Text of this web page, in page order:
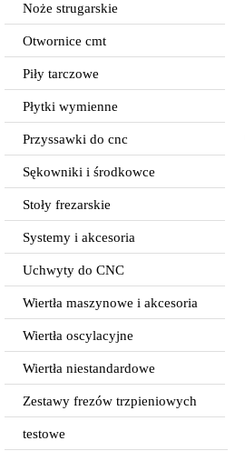
Noże strugarskie
Otwornice cmt
Piły tarczowe
Płytki wymienne
Przyssawki do cnc
Sękowniki i środkowce
Stoły frezarskie
Systemy i akcesoria
Uchwyty do CNC
Wiertła maszynowe i akcesoria
Wiertła oscylacyjne
Wiertła niestandardowe
Zestawy frezów trzpieniowych
testowe